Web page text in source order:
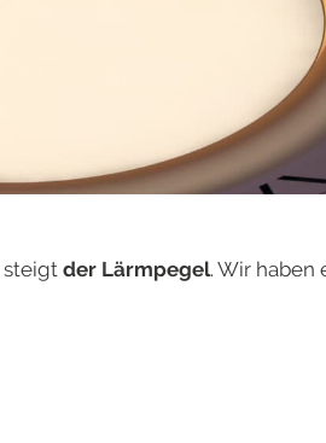
steigt der Lärmpegel. Wir haben